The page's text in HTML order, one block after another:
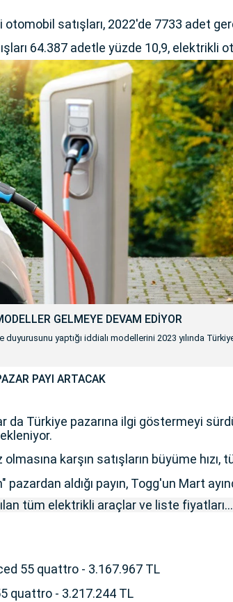
satışları, 2022'de 7733 adet
64.387 adetle yüzde 10,9, elektrikli
GELMEYE DEVAM EDİYOR
yaptığı iddialı modellerini 2023 yılında
PAYI ARTACAK
da Türkiye pazarına ilgi göstermeyi
olmasına karşın satışların büyüme
pazardan aldığı payın, Togg'un Mart
tüm elektrikli araçlar ve liste fiyatları...
55 quattro - 3.167.967 TL
quattro - 3.217.244 TL